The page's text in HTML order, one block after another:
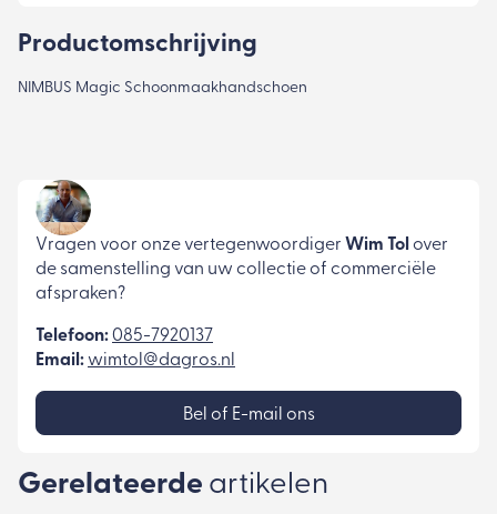
Productomschrijving
NIMBUS Magic Schoonmaakhandschoen
Vragen voor onze vertegenwoordiger Wim Tol over
de samenstelling van uw collectie of commerciële
afspraken?
Bel of E-mail ons
Telefoon:085-7920137
Email:wimtol@dagros.nl
Gerelateerde artikelen